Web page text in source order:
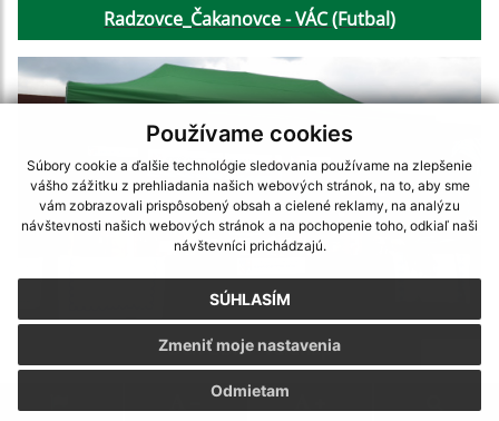
Používame cookies
Súbory cookie a ďalšie technológie sledovania používame na zlepšenie
vášho zážitku z prehliadania našich webových stránok, na to, aby sme
vám zobrazovali prispôsobený obsah a cielené reklamy, na analýzu
návštevnosti našich webových stránok a na pochopenie toho, odkiaľ naši
návštevníci prichádzajú.
SÚHLASÍM
Odmietam
Zmeniť moje nastavenia
Radzovce_Čakanovce - VÁC (Futbal)
Deň Obce - Falunap